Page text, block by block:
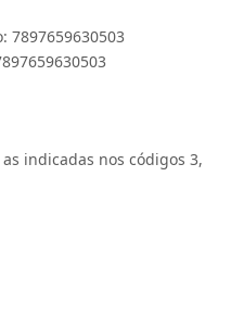
7897659630503
indicadas nos códigos 3,